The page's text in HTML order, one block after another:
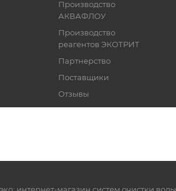
Производство
АКВАФЛОУ
Производство
реагентов ЭКОТРИТ
Партнерство
Поставщики
Отзывы
Реквизиты